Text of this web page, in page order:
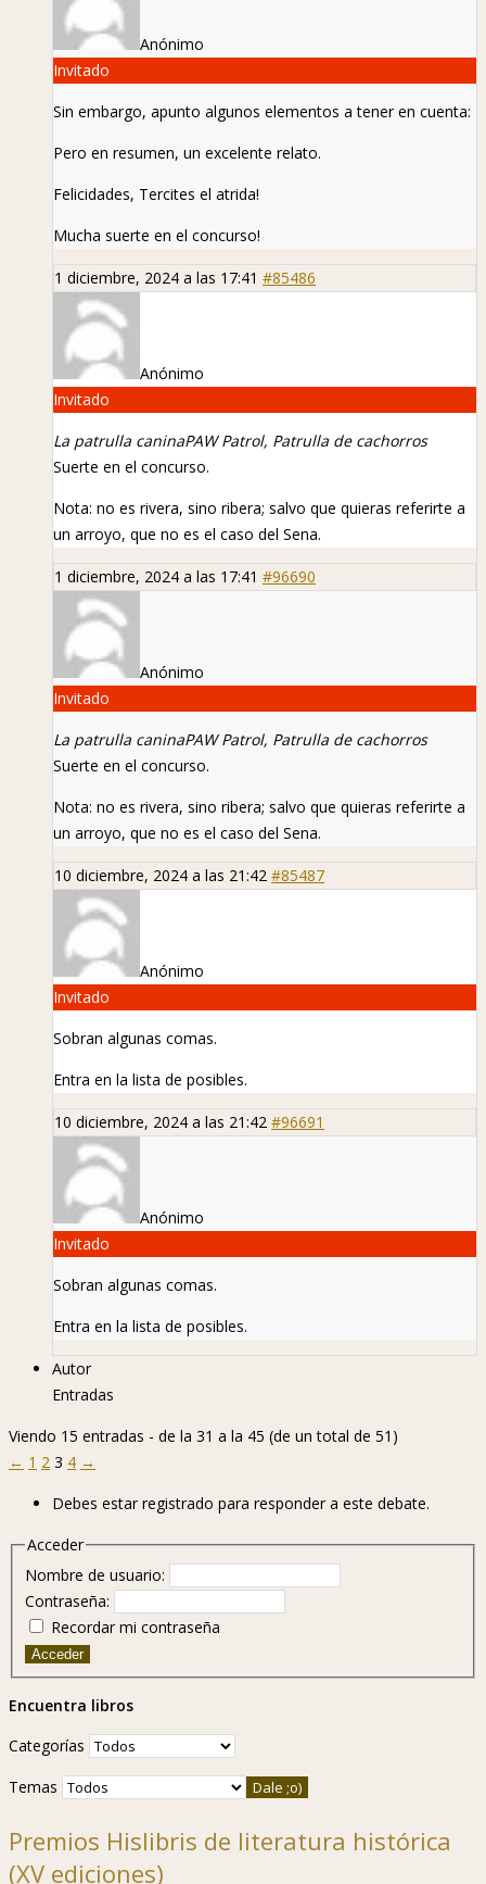
Anónimo
Invitado
Sin embargo, apunto algunos elementos a tener en cuenta:
Pero en resumen, un excelente relato.
Felicidades, Tercites el atrida!
Mucha suerte en el concurso!
1 diciembre, 2024 a las 17:41 #85486
Anónimo
Invitado
La patrulla caninaPAW Patrol, Patrulla de cachorros
Suerte en el concurso.
Nota: no es rivera, sino ribera; salvo que quieras referirte a
un arroyo, que no es el caso del Sena.
1 diciembre, 2024 a las 17:41 #96690
Anónimo
Invitado
La patrulla caninaPAW Patrol, Patrulla de cachorros
Suerte en el concurso.
Nota: no es rivera, sino ribera; salvo que quieras referirte a
un arroyo, que no es el caso del Sena.
10 diciembre, 2024 a las 21:42 #85487
Anónimo
Invitado
Sobran algunas comas.
Entra en la lista de posibles.
10 diciembre, 2024 a las 21:42 #96691
Anónimo
Invitado
Sobran algunas comas.
Entra en la lista de posibles.
Autor
Entradas
Viendo 15 entradas - de la 31 a la 45 (de un total de 51)
← 1 2 3 4 →
Debes estar registrado para responder a este debate.
Acceder
Nombre de usuario:
Contraseña:
Recordar mi contraseña
Acceder
Encuentra libros
Categorías
Temas
Premios Hislibris de literatura histórica
(XV ediciones)